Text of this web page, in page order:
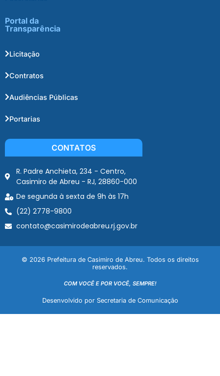
Portal da
Transparência
Licitação
Contratos
Audiências Públicas
Portarias
CONTATOS
R. Padre Anchieta, 234 - Centro,
Casimiro de Abreu - RJ, 28860-000
De segunda à sexta de 9h às 17h
(22) 2778-9800
contato@casimirodeabreu.rj.gov.br
© 2026 Prefeitura de Casimiro de Abreu. Todos os direitos
reservados.
COM VOCÊ E POR VOCÊ, SEMPRE!
Desenvolvido por Secretaria de Comunicação